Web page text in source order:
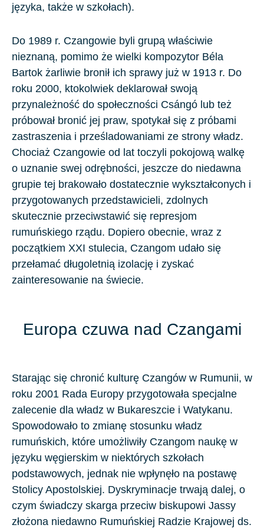
języka, także w szkołach).
Do 1989 r. Czangowie byli grupą właściwie
nieznaną, pomimo że wielki kompozytor Béla
Bartok żarliwie bronił ich sprawy już w 1913 r. Do
roku 2000, ktokolwiek deklarował swoją
przynależność do społeczności Csángó lub też
próbował bronić jej praw, spotykał się z próbami
zastraszenia i prześladowaniami ze strony władz.
Chociaż Czangowie od lat toczyli pokojową walkę
o uznanie swej odrębności, jeszcze do niedawna
grupie tej brakowało dostatecznie wykształconych i
przygotowanych przedstawicieli, zdolnych
skutecznie przeciwstawić się represjom
rumuńskiego rządu. Dopiero obecnie, wraz z
początkiem XXI stulecia, Czangom udało się
przełamać długoletnią izolację i zyskać
zainteresowanie na świecie.
Europa czuwa nad Czangami
Starając się chronić kulturę Czangów w Rumunii, w
roku 2001 Rada Europy przygotowała specjalne
zalecenie dla władz w Bukareszcie i Watykanu.
Spowodowało to zmianę stosunku władz
rumuńskich, które umożliwiły Czangom naukę w
języku węgierskim w niektórych szkołach
podstawowych, jednak nie wpłynęło na postawę
Stolicy Apostolskiej. Dyskryminacje trwają dalej, o
czym świadczy skarga przeciw biskupowi Jassy
złożona niedawno Rumuńskiej Radzie Krajowej ds.